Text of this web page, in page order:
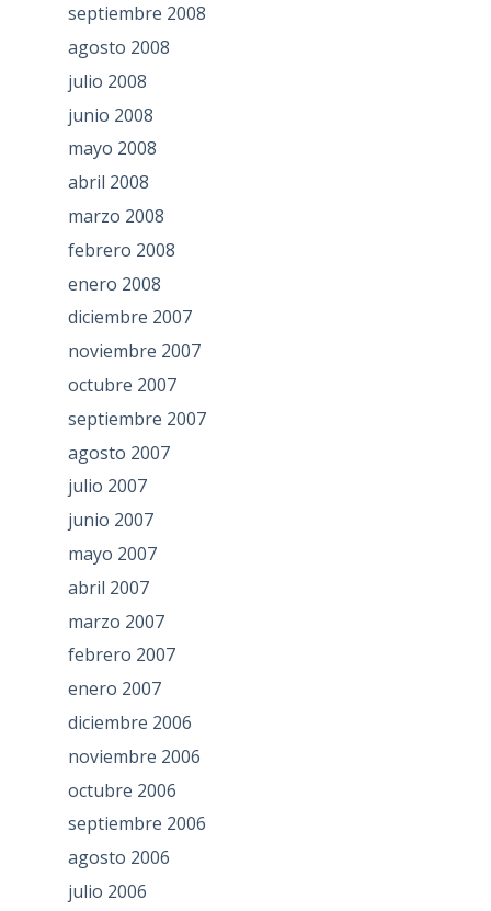
septiembre 2008
agosto 2008
julio 2008
junio 2008
mayo 2008
abril 2008
marzo 2008
febrero 2008
enero 2008
diciembre 2007
noviembre 2007
octubre 2007
septiembre 2007
agosto 2007
julio 2007
junio 2007
mayo 2007
abril 2007
marzo 2007
febrero 2007
enero 2007
diciembre 2006
noviembre 2006
octubre 2006
septiembre 2006
agosto 2006
julio 2006